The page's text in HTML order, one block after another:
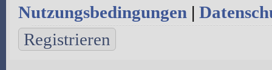
Nutzungsbedingungen |
Registrieren